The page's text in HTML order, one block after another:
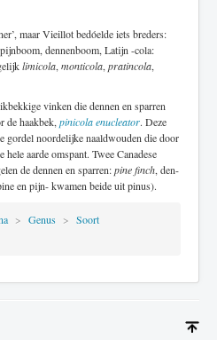
maar Vieillot bedóelde iets breders:
dennenboom, Latijn -cola:
limicola,monticola,pratincola,
vinken die dennen en sparren
de haakbek,pinicola enucleator. Deze
gordel noordelijke naaldwouden die door
aarde omspant. Twee Canadese
de dennen en sparren:pine finch, den-
en pijn- kwamen beide uit pinus).
Genus
Soort